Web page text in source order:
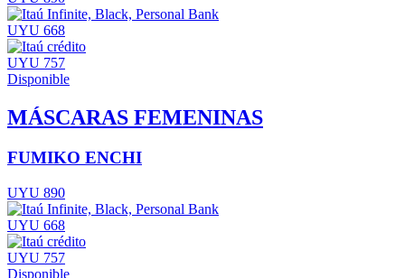
UYU 668
UYU 757
Disponible
MÁSCARAS FEMENINAS
FUMIKO ENCHI
UYU 890
UYU 668
UYU 757
Disponible